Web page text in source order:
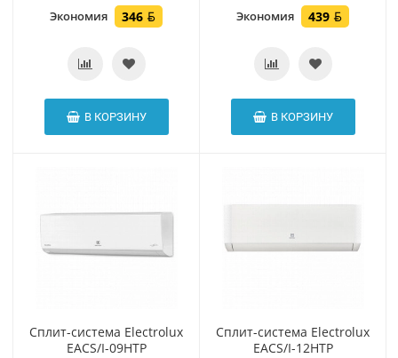
Экономия 346
В КОРЗИНУ
Экономия 439
В КОРЗИНУ
Сплит-система Electrolux
EACS/I-09HTP
Сплит-система Electrolux
EACS/I-12HTP